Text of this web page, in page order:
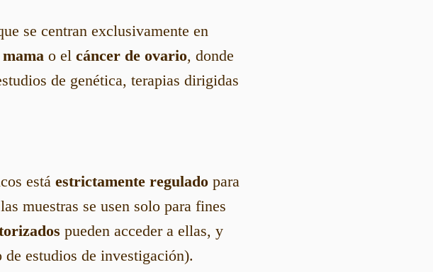
se centran exclusivamente en
o el cáncer de ovario, donde
de genética, terapias dirigidas
está estrictamente regulado para
muestras se usen solo para fines
pueden acceder a ellas, y
estudios de investigación).